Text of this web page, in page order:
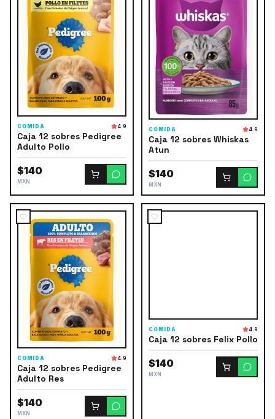
COMIDA 4.9
Caja 12 sobres Pedigree
Adulto Pollo
$140
MXN
COMIDA 4.9
Caja 12 sobres Whiskas
Atun
$140
MXN
COMIDA 4.9
Caja 12 sobres Pedigree
Adulto Res
$140
MXN
COMIDA 4.9
Caja 12 sobres Felix Pollo
$140
MXN